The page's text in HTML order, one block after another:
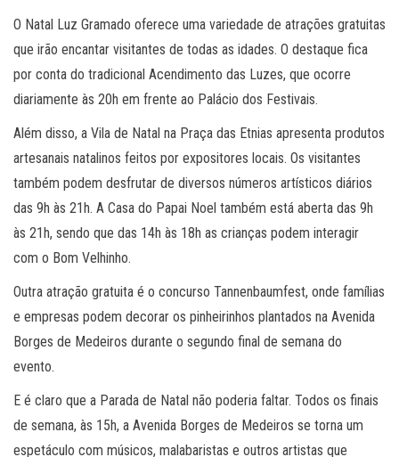
O Natal Luz Gramado oferece uma variedade de atrações gratuitas
que irão encantar visitantes de todas as idades. O destaque fica
por conta do tradicional Acendimento das Luzes, que ocorre
diariamente às 20h em frente ao Palácio dos Festivais.
Além disso, a Vila de Natal na Praça das Etnias apresenta produtos
artesanais natalinos feitos por expositores locais. Os visitantes
também podem desfrutar de diversos números artísticos diários
das 9h às 21h. A Casa do Papai Noel também está aberta das 9h
às 21h, sendo que das 14h às 18h as crianças podem interagir
com o Bom Velhinho.
Outra atração gratuita é o concurso Tannenbaumfest, onde famílias
e empresas podem decorar os pinheirinhos plantados na Avenida
Borges de Medeiros durante o segundo final de semana do
evento.
E é claro que a Parada de Natal não poderia faltar. Todos os finais
de semana, às 15h, a Avenida Borges de Medeiros se torna um
espetáculo com músicos, malabaristas e outros artistas que